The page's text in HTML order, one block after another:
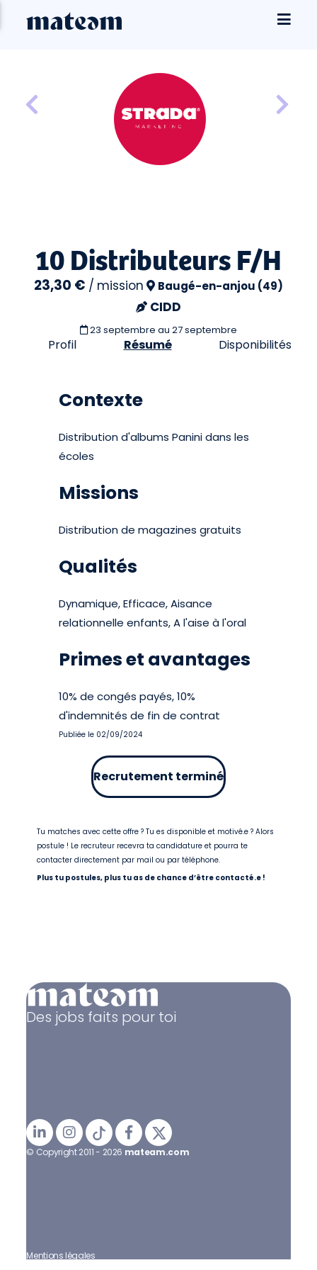
10 Distributeurs F/H
23,30 € / mission Baugé-en-anjou (49)
CIDD
23 septembre au 27 septembre
Profil Résumé Disponibilités
Contexte
Distribution d'albums Panini dans les
écoles
Missions
Distribution de magazines gratuits
Qualités
Dynamique, Efficace, Aisance
relationnelle enfants, A l'aise à l'oral
Primes et avantages
10% de congés payés, 10%
d'indemnités de fin de contrat
Publiée le 02/09/2024
Recrutement terminé
Tu matches avec cette offre ? Tu es disponible et motivé.e ? Alors
postule ! Le recruteur recevra ta candidature et pourra te
contacter directement par mail ou par téléphone.
Plus tu postules, plus tu as de chance d’être contacté.e !
Des jobs faits pour toi
© Copyright 2011 - 2026 mateam.com
Mentions légales